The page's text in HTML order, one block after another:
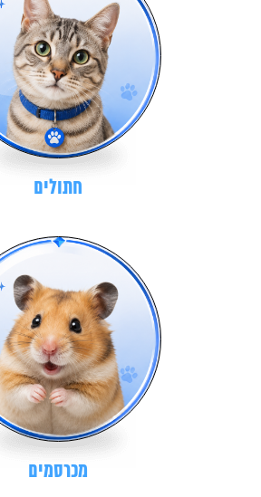
חתולים
מכרסמים